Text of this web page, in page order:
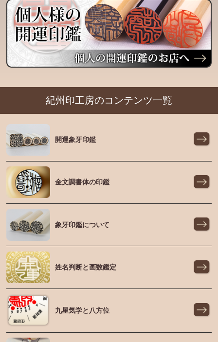
紀州印工房のコンテンツ一覧
開運象牙印鑑
金文調書体の印鑑
象牙印鑑について
姓名判断と画数鑑定
九星気学と八方位